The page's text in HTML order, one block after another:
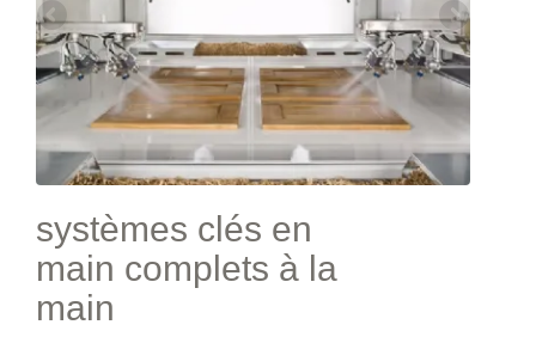
systèmes clés en
main complets à la
main